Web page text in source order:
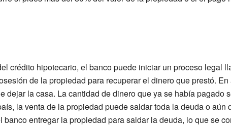
crédito hipotecario, el banco puede iniciar un proceso legal
de la propiedad para recuperar el dinero que prestó.
dejar la casa. La cantidad de dinero que ya se había pagado
la venta de la propiedad puede saldar toda la deuda o aún
entregar la propiedad para saldar la deuda, lo que se